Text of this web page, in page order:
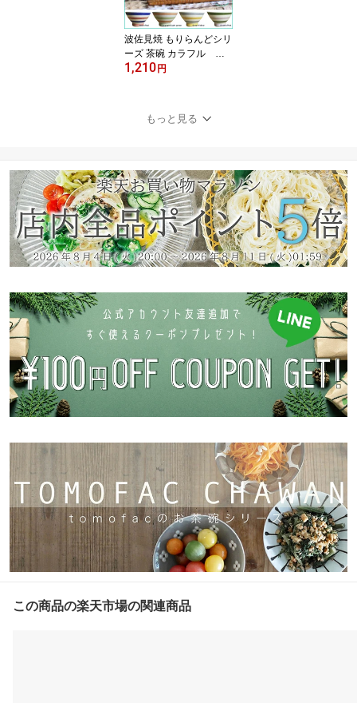
波佐見焼 もりらんどシリ
ーズ 茶碗 カラフル ボ
ーダー柄 内祝い プレ
1,210 円
もっと見る
この商品の楽天市場の関連商品